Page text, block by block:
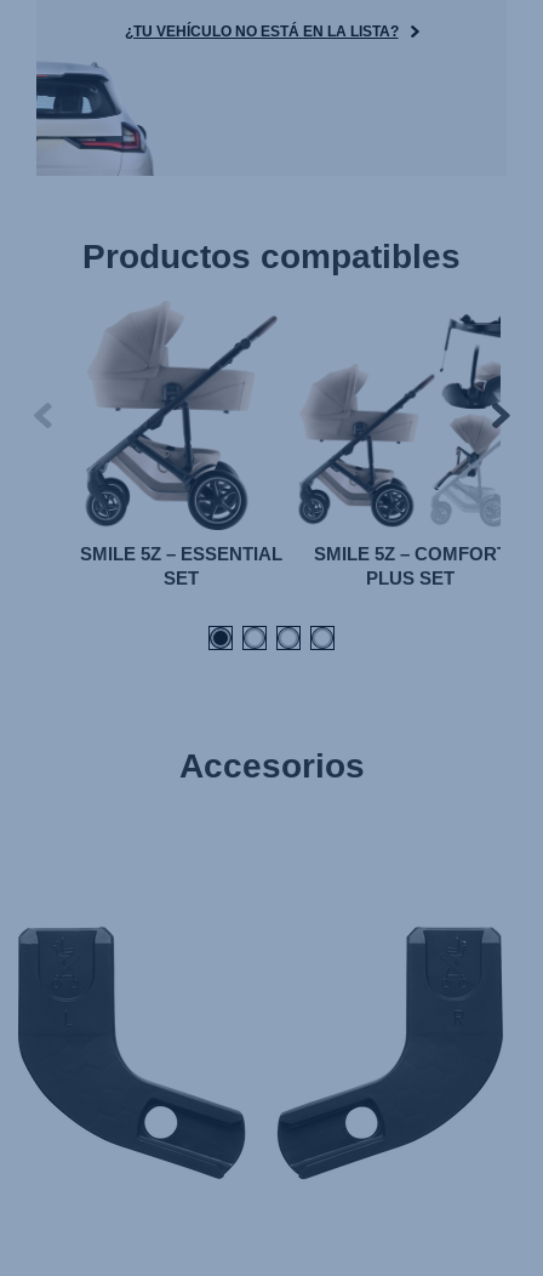
¿TU VEHÍCULO NO ESTÁ EN LA LISTA?
Productos compatibles
SMILE 5Z – ESSENTIAL
SET
SMILE 5Z – COMFORT
PLUS SET
Accesorios